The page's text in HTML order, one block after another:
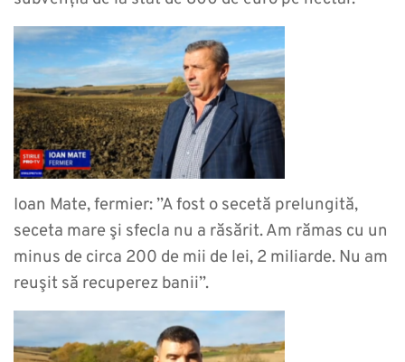
Ioan Mate, fermier: ”A fost o secetă prelungită,
seceta mare şi sfecla nu a răsărit. Am rămas cu un
minus de circa 200 de mii de lei, 2 miliarde. Nu am
reuşit să recuperez banii”.